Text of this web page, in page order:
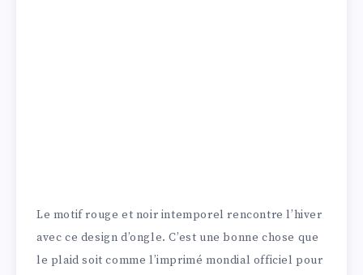
Le motif rouge et noir intemporel rencontre l’hiver
avec ce design d’ongle. C’est une bonne chose que
le plaid soit comme l’imprimé mondial officiel pour